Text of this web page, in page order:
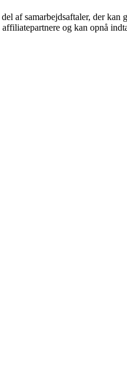
af samarbejdsaftaler, der kan
og kan opnå